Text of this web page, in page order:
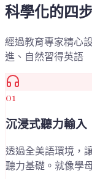
科學化的四
經過教育專家精心
進、自然習得英語
01
沉浸式聽力輸入
透過全美語環境，
聽力基礎。就像學